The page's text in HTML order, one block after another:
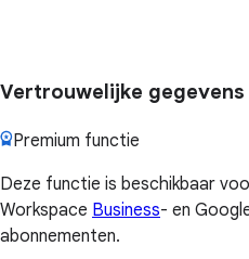
Vertrouwelijke
Premium functie
Deze functie is beschikbaar
Workspace Business- en
abonnementen.